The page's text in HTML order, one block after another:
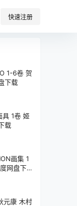
快速注册
1-6卷 贺
下载
具 1卷 姬
载
画集 1
网盘下